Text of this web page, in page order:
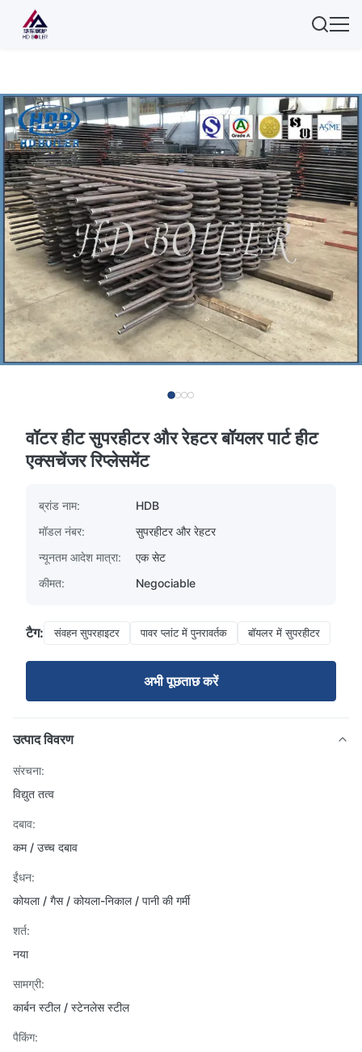
वॉटर हीट सुपरहीटर और रेहटर बॉयलर पार्ट हीट
एक्सचेंजर रिप्लेसमेंट
ब्रांड नाम:
HDB
मॉडल नंबर:
सुपरहीटर और रेहटर
न्यूनतम आदेश मात्रा:
एक सेट
कीमत:
Negociable
टैग: संवहन सुपरहाइटर पावर प्लांट में पुनरावर्तक बॉयलर में सुपरहीटर
अभी पूछताछ करें
उत्पाद विवरण
संरचना:
विद्युत तत्व
दबाव:
कम / उच्च दबाव
ईंधन:
कोयला / गैस / कोयला-निकाल / पानी की गर्मी
शर्त:
नया
सामग्री:
कार्बन स्टील / स्टेनलेस स्टील
पैकिंग: